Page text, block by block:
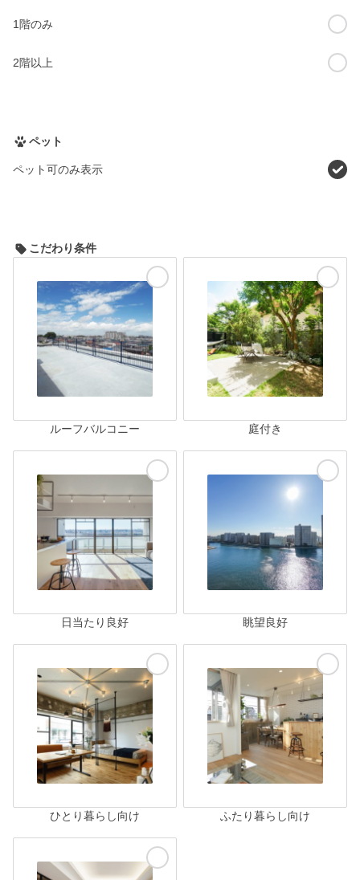
1階のみ
2階以上
ペット
ペット可のみ表示
こだわり条件
ルーフバルコニー 庭付き
日当たり良好 眺望良好
ひとり暮らし向け ふたり暮らし向け